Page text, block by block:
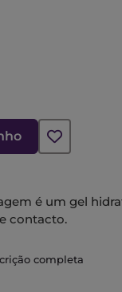
é um gel
contacto.
completa